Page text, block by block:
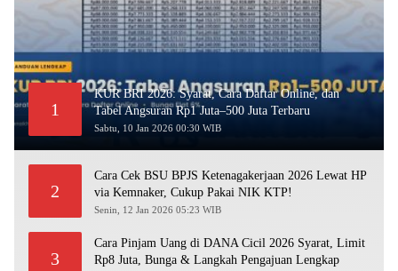
1
KUR BRI 2026: Syarat, Cara Daftar Online, dan
Tabel Angsuran Rp1 Juta–500 Juta Terbaru
Sabtu, 10 Jan 2026 00:30 WIB
2
Cara Cek BSU BPJS Ketenagakerjaan 2026 Lewat HP
via Kemnaker, Cukup Pakai NIK KTP!
Senin, 12 Jan 2026 05:23 WIB
3
Cara Pinjam Uang di DANA Cicil 2026 Syarat, Limit
Rp8 Juta, Bunga & Langkah Pengajuan Lengkap